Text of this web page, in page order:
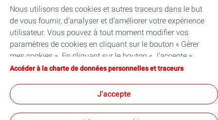
Station solaire
Jeune gérant
Contact Service Client
Bonjour l'énergie solaire !
Nous utilisons des cookies et autres traceurs dans le but
de vous fournir, d’analyser et d’améliorer votre expérience
utilisateur. Vous pouvez à tout moment modifier vos
paramètres de cookies en cliquant sur le bouton « Gérer
mes cookies ». En cliquant sur le bouton « J’accepte »,
vous acceptez le dépôt de l’ensemble des cookies. Dans le
techniques nécessaires au bon fonctionnement du site
seront utilisés. Pour plus d’informations, vous pouvez
consulter la page « Charte de données personnelles et
Accéder à la charte de données personnelles et traceurs
J'accepte